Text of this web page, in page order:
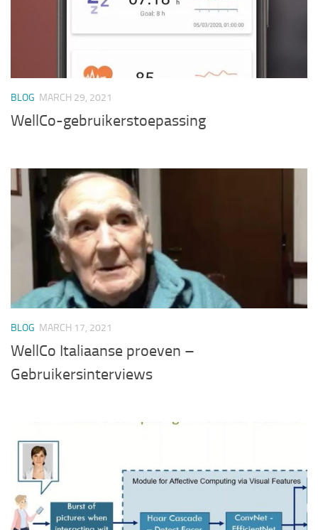
BLOG MARCH 29, 2021
WellCo-gebruikerstoepassing
BLOG MARCH 17, 2021
WellCo Italiaanse proeven –
Gebruikersinterviews